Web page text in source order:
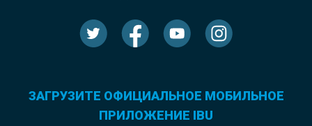
ЗАГРУЗИТЕ ОФИЦИАЛЬНОЕ МОБИЛЬНОЕ
ПРИЛОЖЕНИЕ IBU